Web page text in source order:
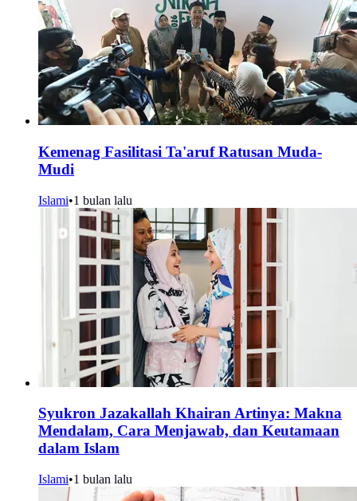
Kemenag Fasilitasi Ta'aruf Ratusan Muda-
Mudi
Islami•1 bulan lalu
Syukron Jazakallah Khairan Artinya: Makna
Mendalam, Cara Menjawab, dan Keutamaan
dalam Islam
Islami•1 bulan lalu